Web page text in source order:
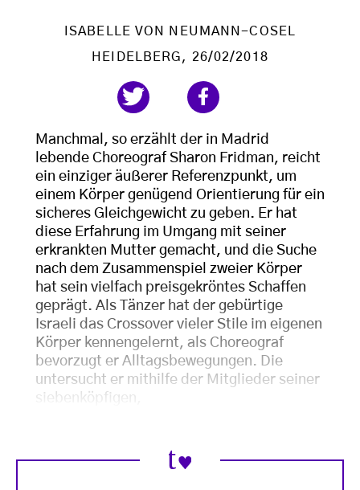
ISABELLE VON NEUMANN-COSEL
HEIDELBERG , 26/02/2018
Manchmal, so erzählt der in Madrid
lebende Choreograf Sharon Fridman, reicht
ein einziger äußerer Referenzpunkt, um
einem Körper genügend Orientierung für ein
sicheres Gleichgewicht zu geben. Er hat
diese Erfahrung im Umgang mit seiner
erkrankten Mutter gemacht, und die Suche
nach dem Zusammenspiel zweier Körper
hat sein vielfach preisgekröntes Schaffen
geprägt. Als Tänzer hat der gebürtige
Israeli das Crossover vieler Stile im eigenen
Körper kennengelernt, als Choreograf
bevorzugt er Alltagsbewegungen. Die
untersucht er mithilfe der Mitglieder seiner
siebenköpfigen,